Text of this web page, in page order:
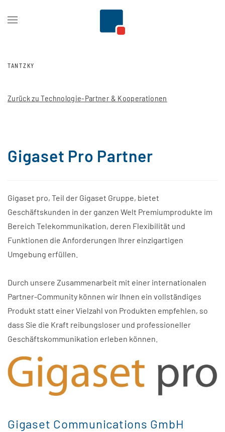
TANTZKY
Zurück zu Technologie-Partner & Kooperationen
Gigaset Pro Partner
Gigaset pro, Teil der Gigaset Gruppe, bietet
Geschäftskunden in der ganzen Welt Premiumprodukte im
Bereich Telekommunikation, deren Flexibilität und
Funktionen die Anforderungen Ihrer einzigartigen
Umgebung erfüllen.
Durch unsere Zusammenarbeit mit einer internationalen
Partner-Community können wir Ihnen ein vollständiges
Produkt statt einer Vielzahl von Produkten empfehlen, so
dass Sie die Kraft reibungsloser und professioneller
Geschäftskommunikation erleben können.
Gigaset Communications GmbH